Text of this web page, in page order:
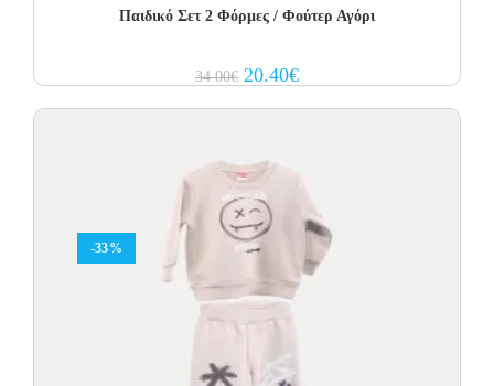
Παιδικό Σετ 2 Φόρμες / Φούτερ Αγόρι
34.00€ Original
price
20.40€Current
price
-33%